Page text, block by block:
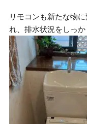
リモコンも新たな物
れ、排水状況をしっ